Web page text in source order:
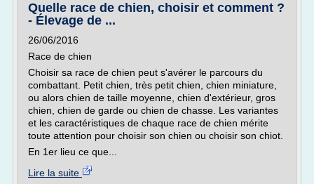
Quelle race de chien, choisir et comment ?
- Élevage de ...
26/06/2016
Race de chien
Choisir sa race de chien peut s'avérer le parcours du
combattant. Petit chien, très petit chien, chien miniature,
ou alors chien de taille moyenne, chien d'extérieur, gros
chien, chien de garde ou chien de chasse. Les variantes
et les caractéristiques de chaque race de chien mérite
toute attention pour choisir son chien ou choisir son chiot.
En 1er lieu ce que...
Lire la suite